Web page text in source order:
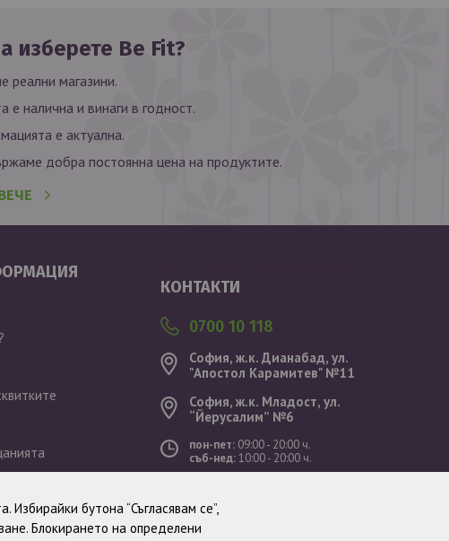
изберете Be Fit?
реални магазини.
е налична и винаги в годност.
е актуална.
добра постоянна цена на продуктите.
КОНТАКТИ
0700 10 118
София, ж.к. Дианабад, ул.
"Aпостол Карамитев" №11
София, ж.к. Младост, ул.
“Йерусалим” №6
пон-пет: 09:00 - 20:00 ч.
съб-нед:10:00 - 20:00 ч.
бутона “Съгласявам се”,
Блокирането на определени